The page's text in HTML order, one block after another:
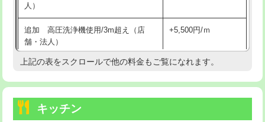
持込商品取付（混合水栓）
持込商品取付（浄水器・分岐水栓） 16,500円
持込商品取付（温水洗浄便座） 22,000円
持込商品取付（普通便座⇔温水洗浄便
22,000円
給水管工事※（ホール加工)
人）
追加 高圧洗浄機使用/3m超え（店
舗・法人）
+5,500円/ｍ
高度高圧洗浄換 現地調査
トーラー機使用/3mまで
上記の表をスクロールで他の料金もご覧になれます。
キッチン